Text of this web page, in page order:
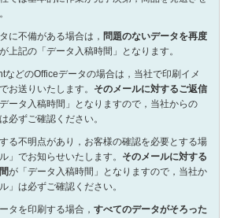
に不備がある場合は， 問題のないデータを再度
が上記の「データ入稿時間」となります。
どのOfficeデータの場合は，当社で印刷イメ
お送りいたします。 そのメールに対するご返信
ータ入稿時間」となりますので，当社からの
必ずご確認ください。
る不明点があり，お客様の確認を必要とする場
」でお知らせいたします。 そのメールに対する
が「データ入稿時間」となりますので，当社か
」は必ずご確認ください。
タを印刷する場合， すべてのデータがそろった